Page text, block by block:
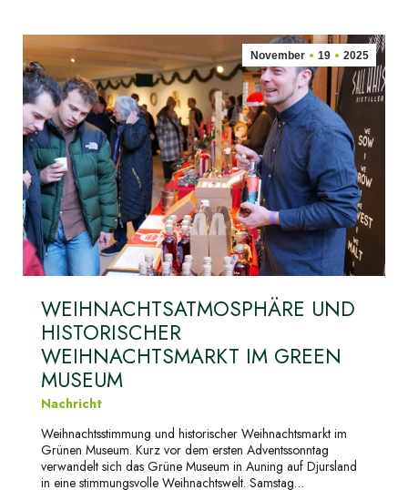
November 19 2025
WEIHNACHTSATMOSPHÄRE UND
HISTORISCHER
WEIHNACHTSMARKT IM GREEN
MUSEUM
Nachricht
Weihnachtsstimmung und historischer Weihnachtsmarkt im
Grünen Museum. Kurz vor dem ersten Adventssonntag
verwandelt sich das Grüne Museum in Auning auf Djursland
in eine stimmungsvolle Weihnachtswelt. Samstag…